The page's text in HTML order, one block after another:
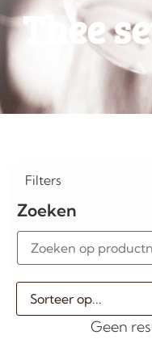
Thee
Filters
Zoeken
Geen